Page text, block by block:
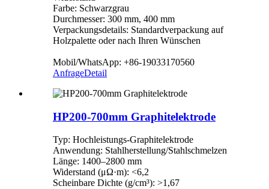
Farbe: Schwarzgrau
Durchmesser: 300 mm, 400 mm
Verpackungsdetails: Standardverpackung auf
Holzpalette oder nach Ihren Wünschen
Mobil/WhatsApp: +86-19033170560
AnfrageDetail
HP200-700mm Graphitelektrode
Typ: Hochleistungs-Graphitelektrode
Anwendung: Stahlherstellung/Stahlschmelzen
Länge: 1400–2800 mm
Widerstand (μΩ·m): <6,2
Scheinbare Dichte (g/cm³): >1,67